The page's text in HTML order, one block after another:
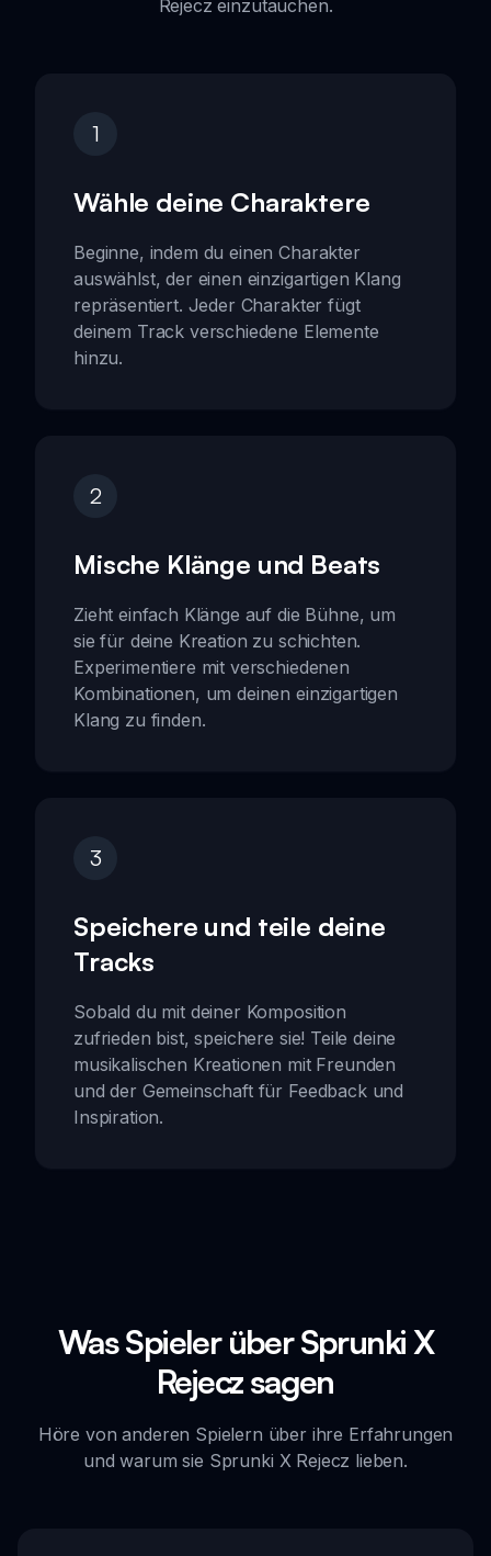
Rejecz einzutauchen.
1
Wähle deine Charaktere
Beginne, indem du einen Charakter
auswählst, der einen einzigartigen Klang
repräsentiert. Jeder Charakter fügt
deinem Track verschiedene Elemente
hinzu.
2
Mische Klänge und Beats
Zieht einfach Klänge auf die Bühne, um
sie für deine Kreation zu schichten.
Experimentiere mit verschiedenen
Kombinationen, um deinen einzigartigen
Klang zu finden.
3
Speichere und teile deine
Tracks
Sobald du mit deiner Komposition
zufrieden bist, speichere sie! Teile deine
musikalischen Kreationen mit Freunden
und der Gemeinschaft für Feedback und
Inspiration.
Was Spieler über Sprunki X
Rejecz sagen
Höre von anderen Spielern über ihre Erfahrungen
und warum sie Sprunki X Rejecz lieben.